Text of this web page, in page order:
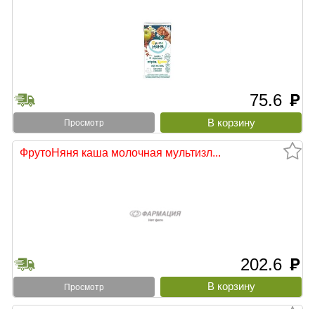
75.6 руб
Просмотр
ФрутоНяня каша молочная мультизл...
202.6 руб
Просмотр